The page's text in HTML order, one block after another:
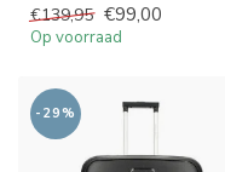
€139,95 €99,00
Op voorraad
-29%